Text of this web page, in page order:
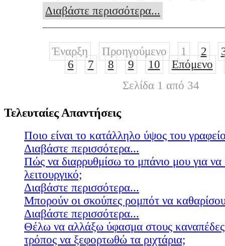
Διαβάστε περισσότερα...
Έναρξη Προηγούμενο 1 2
6
7 8 9 10
Επόμενο
Σελίδα 1 από 34
Τελευταίες Απαντήσεις
Ποιο είναι το κατάλληλο ύψος του
Διαβάστε περισσότερα...
Πώς να διαρρυθμίσω το μπάνιο μου για να
λειτουργικό;
Διαβάστε περισσότερα...
Μπορούν οι σκούπες ρομπότ να
Διαβάστε περισσότερα...
Θέλω να αλλάξω ύφασμα στους
τρόπος να ξεφορτωθώ τα ριχτάρια;